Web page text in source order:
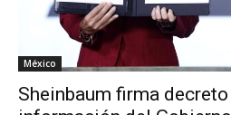
México
Sheinbaum firma decreto